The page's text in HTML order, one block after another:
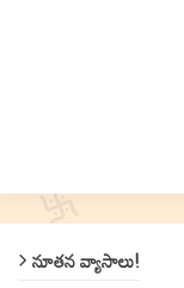
నూతన వ్యాసాలు!